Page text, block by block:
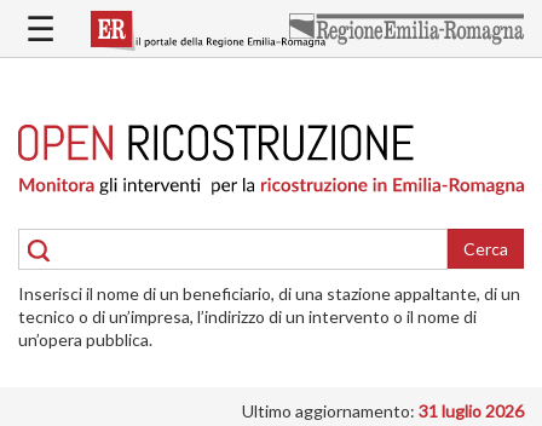
contenuto
RICOSTRUZIONE
PUBBLICA
DELLE
ABITAZIONI
RICOSTRUZIONE
ATTIVITÀ
☰
Cerca
Inserisci il nome di un beneficiario, di una stazione appaltante, di un
tecnico o di un’impresa, l’indirizzo di un intervento o il nome di
un’opera pubblica.
Ultimo aggiornamento: 31 luglio 2026